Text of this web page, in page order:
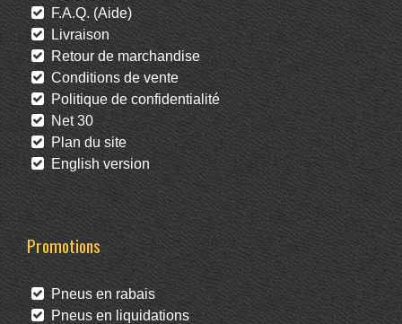
F.A.Q. (Aide)
Livraison
Retour de marchandise
Conditions de vente
Politique de confidentialité
Net 30
Plan du site
English version
Promotions
Pneus en rabais
Pneus en liquidations